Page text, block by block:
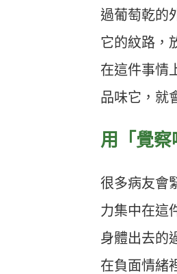
過葡萄乾的
它的紋路，
在這件事情
品味它，就
用「覺
很多病友會
力集中在這
身體出去的
在負面情緒